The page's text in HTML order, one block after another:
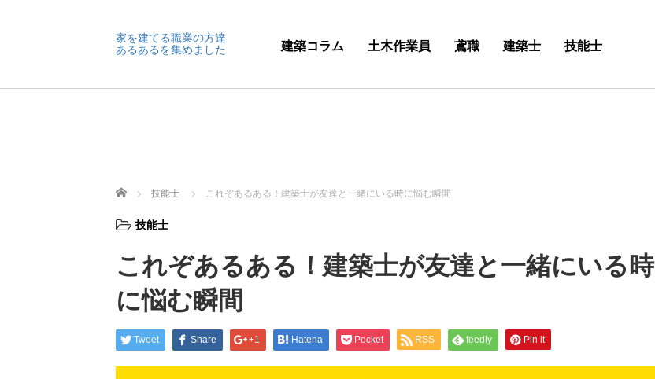
家を建てる職業の方達
あるあるを集めました
建築コラム 土木作業員 鳶職 建築士 技能士
ホーム 技能士 これぞあるある！建築士が友達と一緒にいる時に悩む瞬間
技能士
これぞあるある！建築士が友達と一緒にいる時
に悩む瞬間
Tweet Share +1 Hatena Pocket RSS feedly Pin it